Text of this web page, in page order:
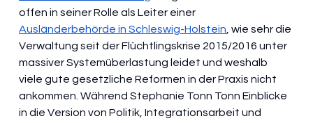
offen in seiner Rolle als Leiter einer
Ausländerbehörde in Schleswig-Holstein , wie sehr die
Verwaltung seit der Flüchtlingskrise 2015/2016 unter
massiver Systemüberlastung leidet und weshalb
viele gute gesetzliche Reformen in der Praxis nicht
ankommen. Während Stephanie Tonn Tonn Einblicke
in die Version von Politik, Integrationsarbeit und